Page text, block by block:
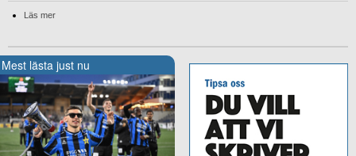
Läs mer
Mest lästa just nu